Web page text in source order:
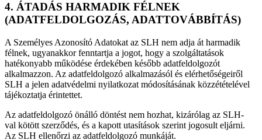
4. ÁTADÁS HARMADIK FÉLNEK
(ADATFELDOLGOZÁS, ADATTOVÁBBÍTÁS)
A Személyes Azonosító Adatokat az SLH nem adja át harmadik
félnek, ugyanakkor fenntartja a jogot, hogy a szolgáltatások
hatékonyabb működése érdekében később adatfeldolgozót
alkalmazzon. Az adatfeldolgozó alkalmazásól és elérhetőségeiről
SLH a jelen adatvédelmi nyilatkozat módosításának közzétételével
tájékoztatja érintettet.
Az adatfeldolgozó önálló döntést nem hozhat, kizárólag az SLH-
val kötött szerződés, és a kapott utasítások szerint jogosult eljárni.
Az SLH ellenőrzi az adatfeldolgozó munkáját.